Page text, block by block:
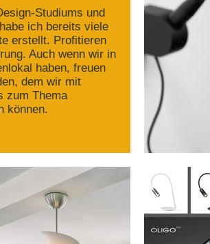
Studiums und
ich bereits viele
erstellt. Profitieren
Auch wenn wir in
haben, freuen
dem wir mit
zum Thema
können.